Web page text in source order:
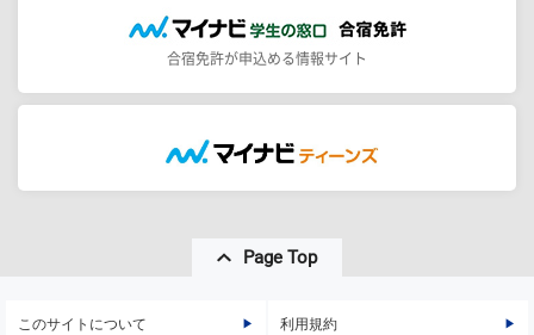
合宿免許が申込める情報サイト
Page Top
このサイトについて 利用規約